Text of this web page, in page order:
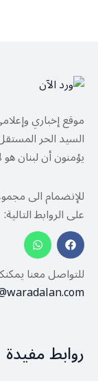
موقع إخباري
السيد الحر
يؤمنون أن لبنان
للإنضمام الى
على الروابط التالية:
للتواصل معنا
روابط مفيدة